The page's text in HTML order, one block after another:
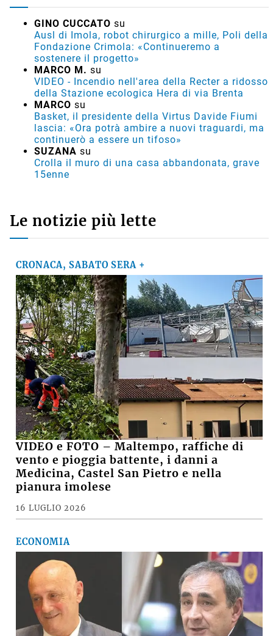
GINO CUCCATO su
Ausl di Imola, robot chirurgico a mille, Poli della
Fondazione Crimola: «Continueremo a
sostenere il progetto»
MARCO M. su
VIDEO - Incendio nell'area della Recter a ridosso
della Stazione ecologica Hera di via Brenta
MARCO su
Basket, il presidente della Virtus Davide Fiumi
lascia: «Ora potrà ambire a nuovi traguardi, ma
continuerò a essere un tifoso»
SUZANA su
Crolla il muro di una casa abbandonata, grave
15enne
Le notizie più lette
CRONACA, SABATO SERA +
VIDEO e FOTO – Maltempo, raffiche di
vento e pioggia battente, i danni a
Medicina, Castel San Pietro e nella
pianura imolese
16 LUGLIO 2026
ECONOMIA